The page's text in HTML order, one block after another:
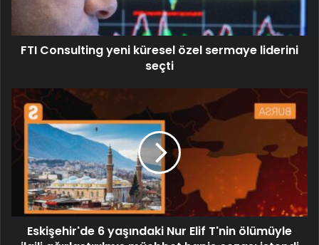
FTI Consulting yeni küresel özel sermaye liderini
seçti
Eskişehir'de 6 yaşındaki Nur Elif T'nin ölümüyle